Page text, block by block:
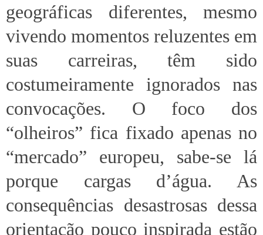
geográficas diferentes, mesmo
vivendo momentos reluzentes em
suas carreiras, têm sido
costumeiramente ignorados nas
convocações. O foco dos
“olheiros” fica fixado apenas no
“mercado” europeu, sabe-se lá
porque cargas d’água. As
consequências desastrosas dessa
orientação pouco inspirada estão